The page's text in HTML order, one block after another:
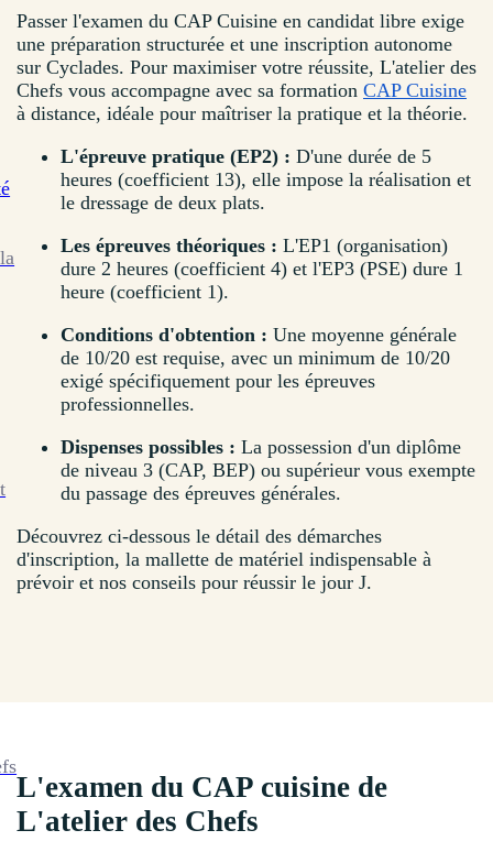
Passer l'examen du CAP Cuisine en candidat libre exige
une préparation structurée et une inscription autonome
sur Cyclades. Pour maximiser votre réussite, L'atelier des
Chefs vous accompagne avec sa formation CAP Cuisine
à distance, idéale pour maîtriser la pratique et la théorie.
L'épreuve pratique (EP2) : D'une durée de 5
heures (coefficient 13), elle impose la réalisation et
le dressage de deux plats.
Les épreuves théoriques : L'EP1 (organisation)
dure 2 heures (coefficient 4) et l'EP3 (PSE) dure 1
heure (coefficient 1).
Conditions d'obtention : Une moyenne générale
de 10/20 est requise, avec un minimum de 10/20
exigé spécifiquement pour les épreuves
professionnelles.
Dispenses possibles : La possession d'un diplôme
de niveau 3 (CAP, BEP) ou supérieur vous exempte
du passage des épreuves générales.
Découvrez ci-dessous le détail des démarches
d'inscription, la mallette de matériel indispensable à
prévoir et nos conseils pour réussir le jour J.
L'examen du CAP cuisine de
L'atelier des Chefs